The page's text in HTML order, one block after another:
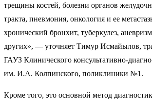
трещины костей, болезни органов
тракта, пневмония, онкология и ее
хронический бронхит, туберкулез,
других», — уточняет Тимур Исмайылов,
ГАУЗ Клинического консультативно-
им. И.А. Колпинского, поликлиники №1.
Кроме того, это основной метод